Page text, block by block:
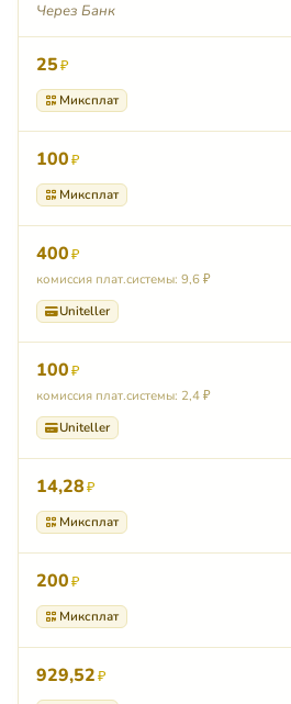
Через Банк
25₽
Миксплат
100₽
Миксплат
400₽
комиссия плат.системы: 9,6 ₽
Uniteller
100₽
комиссия плат.системы: 2,4 ₽
Uniteller
14,28₽
Миксплат
200₽
Миксплат
929,52₽